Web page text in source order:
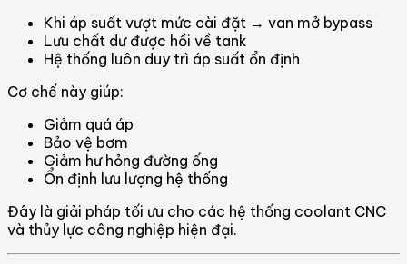
Khi áp suất vượt mức cài đặt → van mở bypass
Lưu chất dư được hồi về tank
Hệ thống luôn duy trì áp suất ổn định
Cơ chế này giúp:
Giảm quá áp
Bảo vệ bơm
Giảm hư hỏng đường ống
Ổn định lưu lượng hệ thống
Đây là giải pháp tối ưu cho các hệ thống coolant CNC
và thủy lực công nghiệp hiện đại.